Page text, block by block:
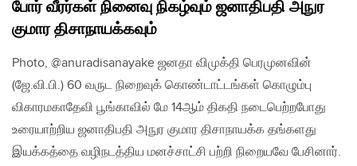
போர் வீரர்கள் நினைவு நிகழ்வும் ஜனாதிபதி அநுர
குமார திசாநாயக்கவும்
Photo, @anuradisanayake ஜனதா விமுக்தி பெரமுனவின்
(ஜே.வி.பி.) 60 வருட நிறைவுக் கொண்டாட்டங்கள் கொழும்பு
விகாரமகாதேவி பூங்காவில் மே 14ஆம் திகதி நடைபெற்றபோது
உரையாற்றிய ஜனாதிபதி அநுர குமார திசாநாயக்க தங்களது
இயக்கத்தை வழிநடத்திய மனச்சாட்சி பற்றி நிறையவே பேசினார்.